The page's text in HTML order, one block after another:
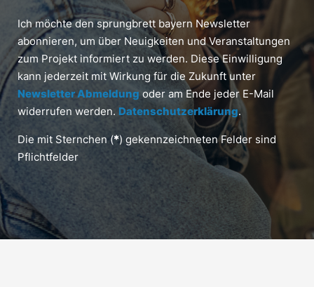
Ich möchte den sprungbrett bayern Newsletter
abonnieren, um über Neuigkeiten und Veranstaltungen
zum Projekt informiert zu werden. Diese Einwilligung
kann jederzeit mit Wirkung für die Zukunft unter
Newsletter Abmeldung oder am Ende jeder E-Mail
widerrufen werden. Datenschutzerklärung.
Die mit Sternchen (*) gekennzeichneten Felder sind
Pflichtfelder